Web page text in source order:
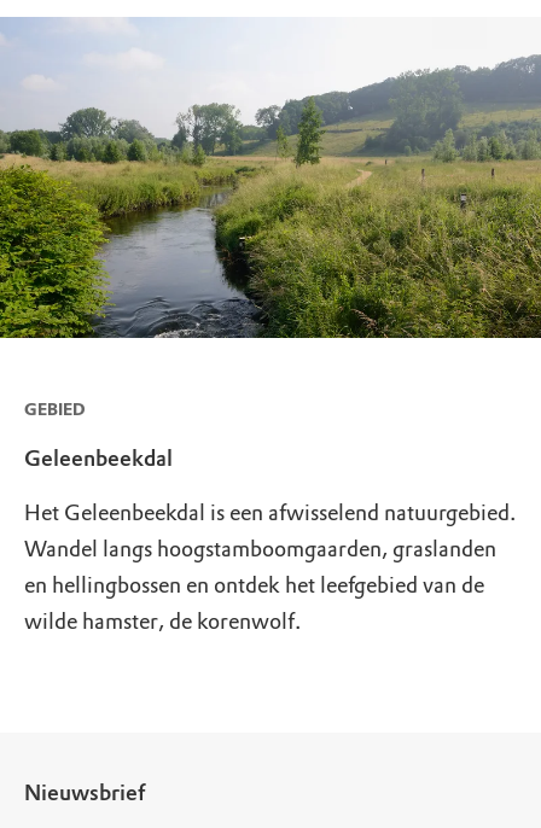
GEBIED
Geleenbeekdal
Het Geleenbeekdal is een afwisselend natuurgebied.
Wandel langs hoogstamboomgaarden, graslanden
en hellingbossen en ontdek het leefgebied van de
wilde hamster, de korenwolf.
Nieuwsbrief